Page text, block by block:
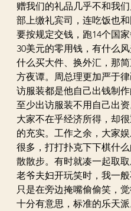
赠我们的礼品几乎不和我
部上缴礼宾司，连吃饭也
要按规定交钱，跑14个国
30美元的零用钱，有什么
什么买大件、换外汇，那
方夜谭。周总理更加严于
访服装都是他自己出钱制
至少出访服装不用自己出资
大家不在乎经济所得，却
的充实。工作之余，大家
很多，打打扑克下下棋什
散散步。有时就凑一起取
老爷夫妇开玩笑时，我一般
只是在旁边掩嘴偷偷笑，
十分有意思，标准的乐天派